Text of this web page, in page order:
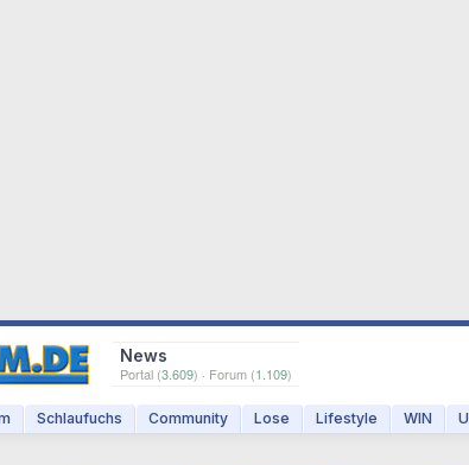
News
Portal (3.609) · Forum (1.109)
Schlaufuchs Community Lose Lifestyle WIN